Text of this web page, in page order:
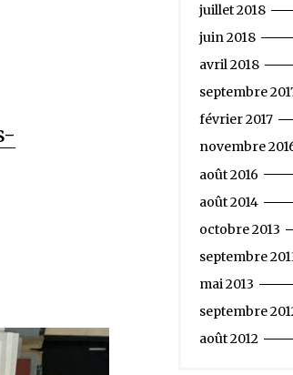
juillet 2018
juin 2018
avril 2018
septembre
février 2017
novembre
août 2016
août 2014
octobre 2013
septembre
mai 2013
septembre
août 2012